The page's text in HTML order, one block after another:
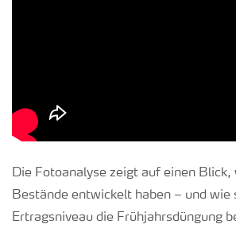
Die Fotoanalyse zeigt auf einen Blick,
Bestände entwickelt haben – und wie
Ertragsniveau die Frühjahrsdüngung